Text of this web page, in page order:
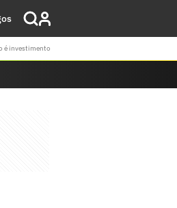
é investimento